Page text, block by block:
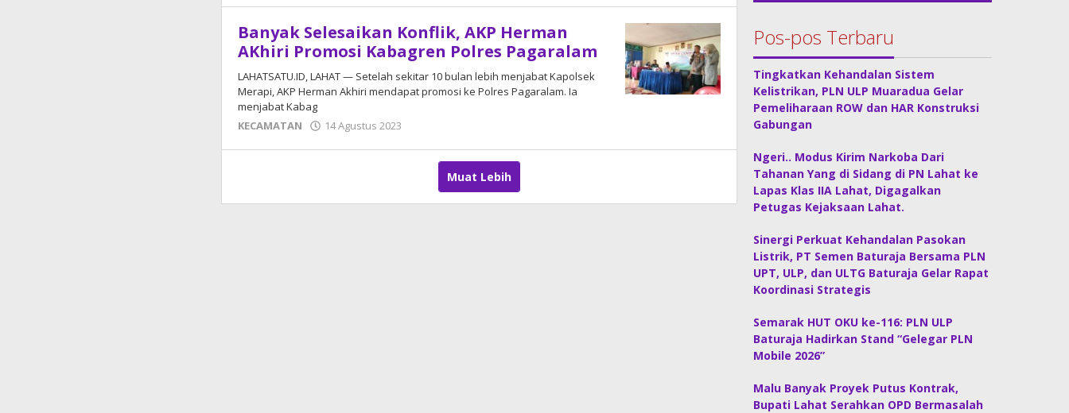
Banyak Selesaikan Konflik, AKP Herman
AKhiri Promosi Kabagren Polres Pagaralam
LAHATSATU.ID, LAHAT — Setelah sekitar 10 bulan lebih menjabat Kapolsek
Merapi, AKP Herman Akhiri mendapat promosi ke Polres Pagaralam. Ia
menjabat Kabag
KECAMATAN
14 Agustus 2023
Muat Lebih
Pos-pos Terbaru
Tingkatkan Kehandalan Sistem
Kelistrikan, PLN ULP Muaradua Gelar
Pemeliharaan ROW dan HAR Konstruksi
Gabungan
Ngeri.. Modus Kirim Narkoba Dari
Tahanan Yang di Sidang di PN Lahat ke
Lapas Klas IIA Lahat, Digagalkan
Petugas Kejaksaan Lahat.
Sinergi Perkuat Kehandalan Pasokan
Listrik, PT Semen Baturaja Bersama PLN
UPT, ULP, dan ULTG Baturaja Gelar Rapat
Koordinasi Strategis
Semarak HUT OKU ke-116: PLN ULP
Baturaja Hadirkan Stand “Gelegar PLN
Mobile 2026”
Malu Banyak Proyek Putus Kontrak,
Bupati Lahat Serahkan OPD Bermasalah